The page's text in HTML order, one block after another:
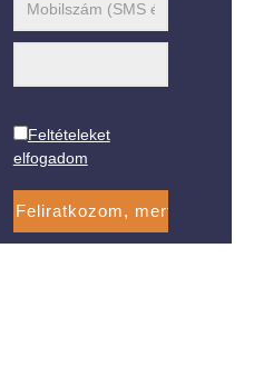
Feltételeket
elfogadom